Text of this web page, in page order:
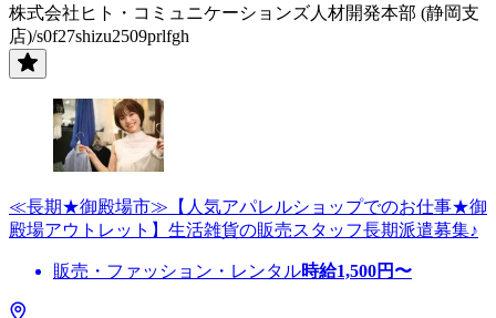
株式会社ヒト・コミュニケーションズ人材開発本部 (静岡支
店)/s0f27shizu2509prlfgh
≪長期★御殿場市≫【人気アパレルショップでのお仕事★御
殿場アウトレット】生活雑貨の販売スタッフ長期派遣募集♪
販売・ファッション・レンタル時給1,500円〜